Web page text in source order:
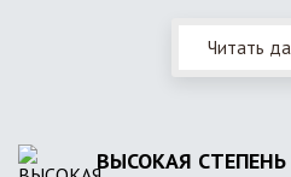
Читать
ВЫСОКАЯ